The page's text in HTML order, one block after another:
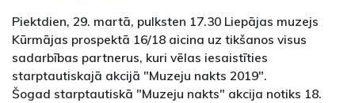
Piektdien, 29. martā, pulksten 17.30 Liepājas muzejs
Kūrmājas prospektā 16/18 aicina uz tikšanos visus
sadarbības partnerus, kuri vēlas iesaistīties
starptautiskajā akcijā "Muzeju nakts 2019".
Šogad starptautiskā "Muzeju nakts" akcija notiks 18.